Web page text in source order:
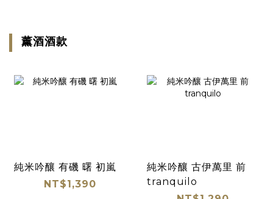
薰酒酒款
純米吟釀 有磯 曙 初嵐
NT$1,390
純米吟釀 古伊萬里 前
tranquilo